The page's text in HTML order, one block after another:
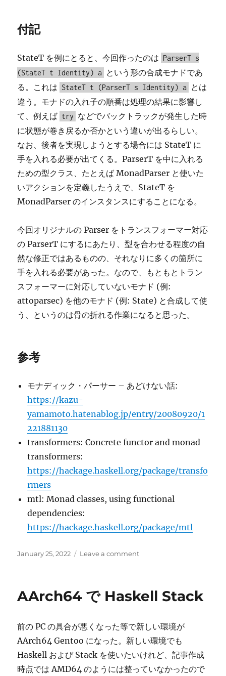
付記
StateT を例にとると、今回作ったのは ParserT s
(StateT t Identity) a という形の合成モナドであ
る。これは StateT t (ParserT s Identity) a とは
違う。モナドの入れ子の順番は処理の結果に影響し
て、例えば try などでバックトラックが発生した時
に状態が巻き戻るか否かという違いが出るらしい。
なお、後者を実現しようとする場合には StateT に
手を入れる必要が出てくる。ParserT を中に入れる
ための型クラス、たとえば MonadParser と使いた
いアクションを定義したうえで、StateT を
MonadParser のインスタンスにすることになる。
今回オリジナルの Parser をトランスフォーマー対応
の ParserT にするにあたり、型を合わせる程度の自
然な修正ではあるものの、それなりに多くの箇所に
手を入れる必要があった。なので、もともとトラン
スフォーマーに対応していないモナド (例:
attoparsec) を他のモナド (例: State) と合成して使
う、というのは骨の折れる作業になると思った。
参考
モナディック・パーサー – あどけない話:
https://kazu-
yamamoto.hatenablog.jp/entry/20080920/1
221881130
transformers: Concrete functor and monad
transformers:
https://hackage.haskell.org/package/transfo
rmers
mtl: Monad classes, using functional
dependencies:
https://hackage.haskell.org/package/mtl
Posted
January 25, 2022 Leave a commenton
ト
ス
フ
ー
マ
AArch64 で Haskell Stack
前の PC の具合が悪くなった等で新しい環境が
AArch64 Gentoo になった。新しい環境でも
Haskell および Stack を使いたいけれど、記事作成
時点では AMD64 のようには整っていなかったので